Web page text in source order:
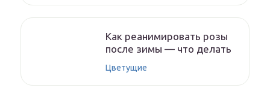
Как реанимировать розы
после зимы — что делать
Цветущие